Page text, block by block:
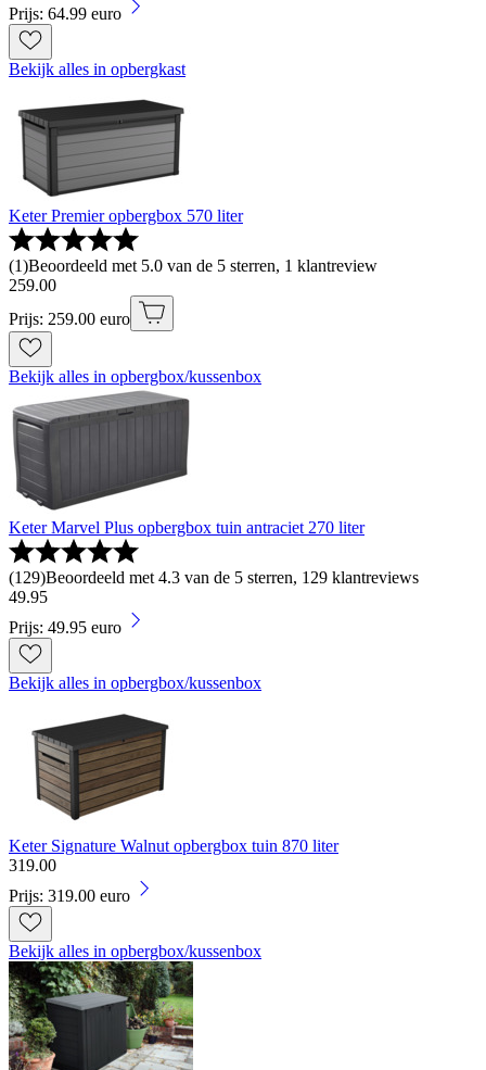
Prijs: 64.99 euro
Bekijk alles in opbergkast
Keter Premier opbergbox 570 liter
(1)Beoordeeld met 5.0 van de 5 sterren, 1 klantreview
259.00
Prijs: 259.00 euro
Bekijk alles in opbergbox/kussenbox
Keter Marvel Plus opbergbox tuin antraciet 270 liter
(129)Beoordeeld met 4.3 van de 5 sterren, 129 klantreviews
49.95
Prijs: 49.95 euro
Bekijk alles in opbergbox/kussenbox
Keter Signature Walnut opbergbox tuin 870 liter
319.00
Prijs: 319.00 euro
Bekijk alles in opbergbox/kussenbox